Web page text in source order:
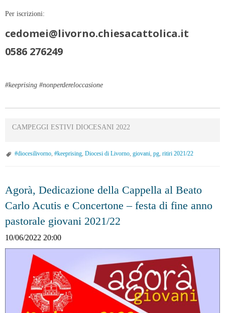
Per iscrizioni:
cedomei@livorno.chiesacattolica.it
0586 276249
#keeprising #nonperdereloccasione
CAMPEGGI ESTIVI DIOCESANI 2022
#diocesilivorno #keeprising Diocesi di Livorno giovani pg ritiri 2021/22
Agorà, Dedicazione della Cappella al Beato
Carlo Acutis e Concertone – festa di fine anno
pastorale giovani 2021/22
10/06/2022 20:00